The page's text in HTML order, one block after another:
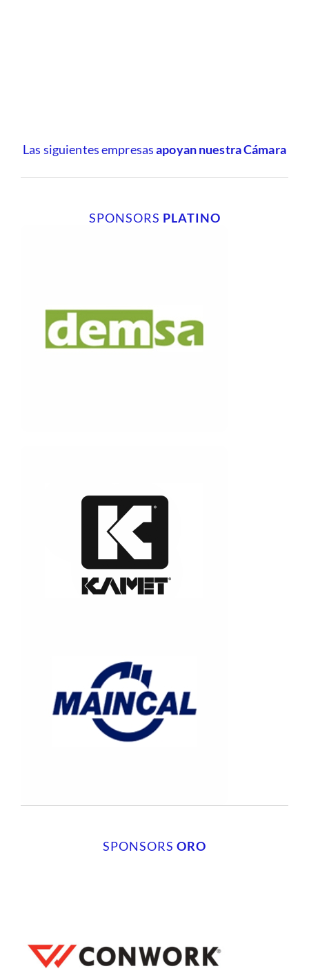
Las siguientes empresasapoyan nuestra Cámara
SPONSORS PLATINO
SPONSORS ORO